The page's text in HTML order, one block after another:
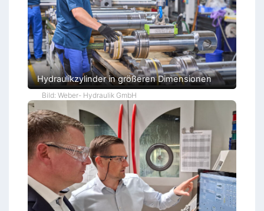
Hydraulikzylinder in größeren Dimensionen
Bild: Weber- Hydraulik GmbH